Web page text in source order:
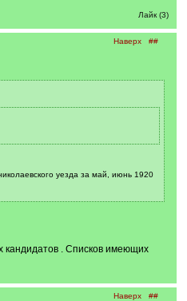
Лайк (3)
Наверх ##
уезда за май, июнь 1920
кандидатов . Списков имеющих
Наверх ##